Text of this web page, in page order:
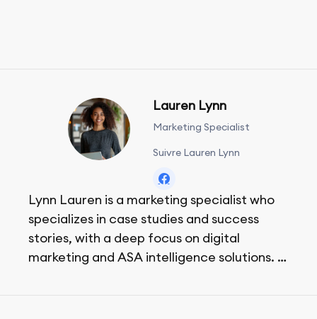
Lauren Lynn
Marketing Specialist
Suivre Lauren Lynn
Lynn Lauren is a marketing specialist who
specializes in case studies and success
stories, with a deep focus on digital
marketing and ASA intelligence solutions.